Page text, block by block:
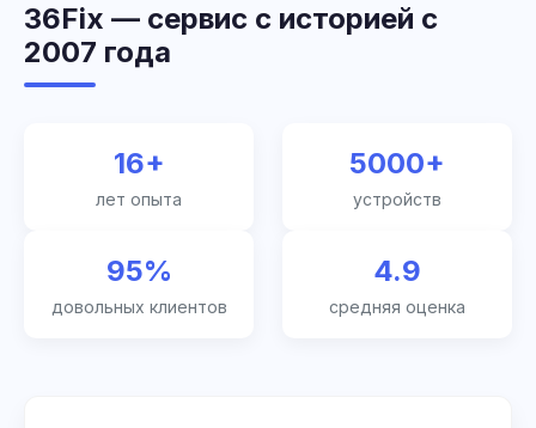
36Fix — сервис с историей с
2007 года
16+
лет опыта
5000+
устройств
95%
довольных клиентов
4.9
средняя оценка